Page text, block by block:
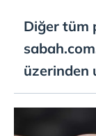
Diğer tüm
üzerinden